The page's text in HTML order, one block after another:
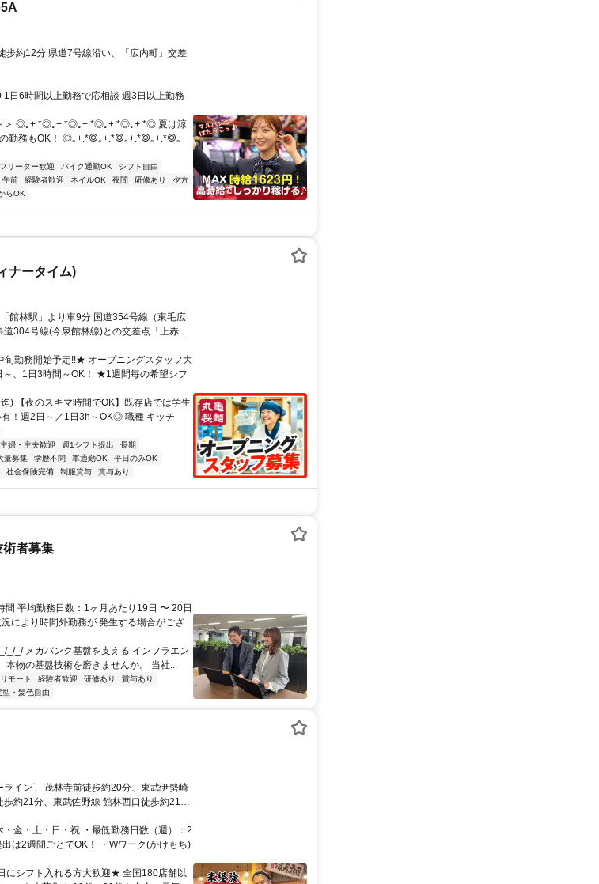
歩約12分 県道7号線沿い、「広内町」交差
日6時間以上勤務で応相談 週3日以上勤務
＞ ◎｡+.*◎｡+.*◎｡+.*◎｡+.*◎｡+.*◎ 夏は涼
の勤務もOK！ ◎｡+.*◎｡+.*◎｡+.*◎｡+.*◎｡
フリーター歓迎 バイク通勤OK
シフト自由
午前 経験者歓迎 ネイルOK 夜間 研修あり
夕方
らOK
ナータイム)
館林駅」より車9分 国道354号線（東毛広
304号線(今泉館林線)との交差点「上赤生
リン代も規定支給！ ★自転車通勤も可！
は利用可） ★近隣にドラッグストアやス
便利♪
旬勤務開始予定!!★ オープニングスタッフ大
、1日3時間～OK！ ★1週間毎の希望シフ
) 【夜のスキマ時間でOK】既存店では学生
！週2日～／1日3h～OK◎ 職種 キッチ
主婦・主夫歓迎 週1シフト提出
長期
量募集 学歴不問 車通勤OK
平日のみOK
社会保険完備 制服貸与 賞与あり
術者募集
平均勤務日数：1ヶ月あたり19日 〜 20日
により時間外勤務が 発生する場合がござ
_/_/ メガバンク基盤を支える インフラエン
本物の基盤技術を磨きませんか。 当社...
モート 経験者歓迎 研修あり
賞与あり
型・髪色自由
イン〕 茂林寺前徒歩約20分、東武伊勢崎
約21分、東武佐野線 館林西口徒歩約21分
金・土・日・祝 ・最低勤務日数（週）：2
は2週間ごとでOK！ ・Wワーク(かけもち)
にシフト入れる方大歓迎★ 全国180店舗以